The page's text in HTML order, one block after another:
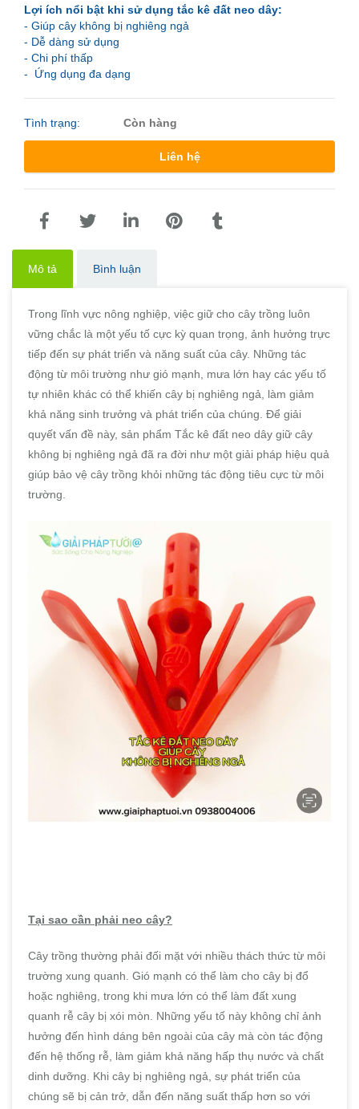
Lợi ích nổi bật khi sử dụng tắc kê đất neo dây:
- Giúp cây không bị nghiêng ngả
- Dễ dàng sử dụng
- Chi phí thấp
- Ứng dụng đa dạng
Tình trạng: Còn hàng
Liên hệ
Mô tả Bình luận
Trong lĩnh vực nông nghiệp, việc giữ cho cây trồng luôn
vững chắc là một yếu tố cực kỳ quan trọng, ảnh hưởng trực
tiếp đến sự phát triển và năng suất của cây. Những tác
động từ môi trường như gió mạnh, mưa lớn hay các yếu tố
tự nhiên khác có thể khiến cây bị nghiêng ngả, làm giảm
khả năng sinh trưởng và phát triển của chúng. Để giải
quyết vấn đề này, sản phẩm Tắc kê đất neo dây giữ cây
không bị nghiêng ngả đã ra đời như một giải pháp hiệu quả
giúp bảo vệ cây trồng khỏi những tác động tiêu cực từ môi
trường.
Tại sao cần phải neo cây?
Cây trồng thường phải đối mặt với nhiều thách thức từ môi
trường xung quanh. Gió mạnh có thể làm cho cây bị đổ
hoặc nghiêng, trong khi mưa lớn có thể làm đất xung
quanh rễ cây bị xói mòn. Những yếu tố này không chỉ ảnh
hưởng đến hình dáng bên ngoài của cây mà còn tác động
đến hệ thống rễ, làm giảm khả năng hấp thụ nước và chất
dinh dưỡng. Khi cây bị nghiêng ngả, sự phát triển của
chúng sẽ bị cản trở, dẫn đến năng suất thấp hơn so với